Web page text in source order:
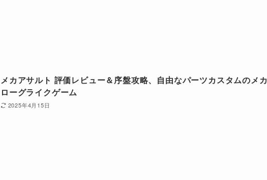
メカアサルト 評価レビュー＆序盤攻略、自由なパーツカスタムのメカ
ローグライクゲーム
2025年4月15日